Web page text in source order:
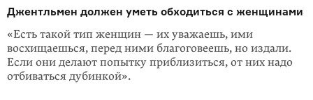
Джентльмен должен уметь обходиться с женщинами
«Есть такой тип женщин — их уважаешь, ими
восхищаешься, перед ними благоговеешь, но издали.
Если они делают попытку приблизиться, от них надо
отбиваться дубинкой».